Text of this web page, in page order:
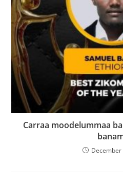
Carraa moodelummaa
December